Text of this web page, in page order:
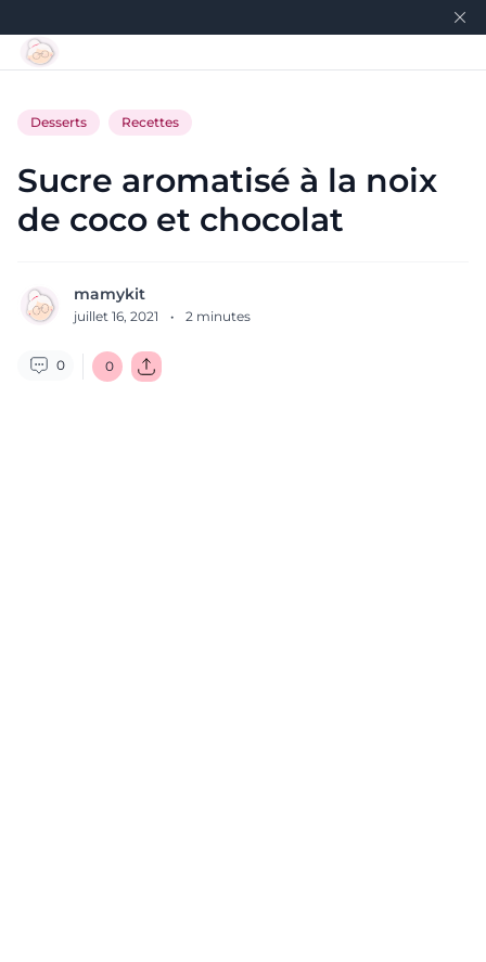
Desserts Recettes
Sucre aromatisé à la noix
de coco et chocolat
mamykit
juillet 16, 2021 · 2 minutes
0 0